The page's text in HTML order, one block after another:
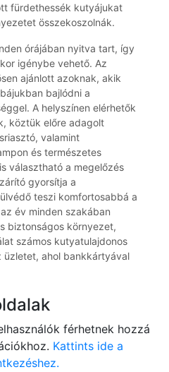
fürdethessék kutyájukat
összekoszolnák.
órájában nyitva tart, így
igénybe vehető. Az
ajánlott azoknak, akik
bajlódni a
A helyszínen elérhetők
köztük előre adagolt
valamint
és természetes
választható a megelőzés
gyorsítja a
teszi komfortosabbá a
év minden szakában
biztonságos környezet,
számos kutyatulajdonos
üzletet, ahol bankkártyával
férhetnek hozzá
Kattints ide a